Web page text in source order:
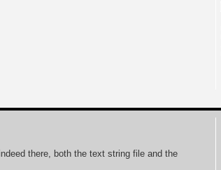
there, both the text string file and the